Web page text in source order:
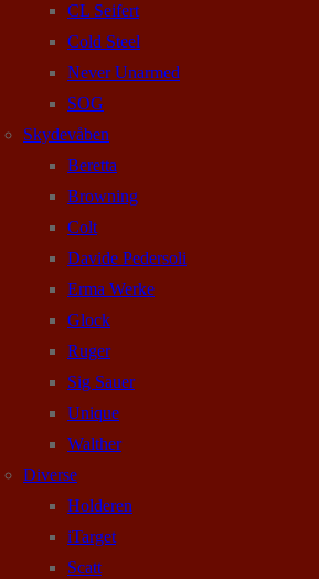
CL Seifert
Cold Steel
Never Unarmed
SOG
Skydevåben
Beretta
Browning
Colt
Davide Pedersoli
Erma Werke
Glock
Ruger
Sig Sauer
Unique
Walther
Diverse
Holderen
iTarget
Scatt